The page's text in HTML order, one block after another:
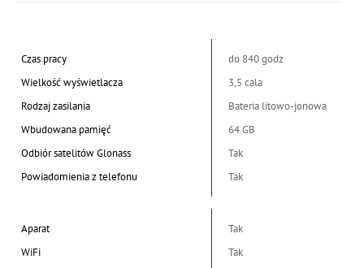
Czas pracy
do 840 godz
Wielkość wyświetlacza
3,5 cala
Rodzaj zasilania
Bateria litowo-jonowa
Wbudowana pamięć
64 GB
Odbiór satelitów Glonass
Tak
Powiadomienia z telefonu
Tak
Aparat
Tak
WiFi
Tak